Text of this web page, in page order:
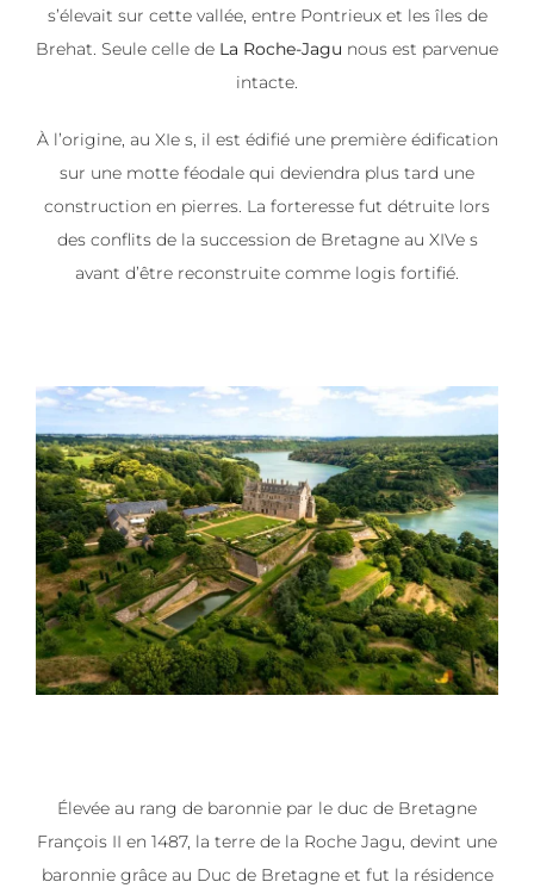
s’élevait sur cette vallée, entre Pontrieux et les îles de
Brehat. Seule celle de La Roche-Jagu nous est parvenue
intacte.
À l’origine, au XIe s, il est édifié une première édification
sur une motte féodale qui deviendra plus tard une
construction en pierres. La forteresse fut détruite lors
des conflits de la succession de Bretagne au XIVe s
avant d’être reconstruite comme logis fortifié.
Élevée au rang de baronnie par le duc de Bretagne
François II en 1487, la terre de la Roche Jagu, devint une
baronnie grâce au Duc de Bretagne et fut la résidence